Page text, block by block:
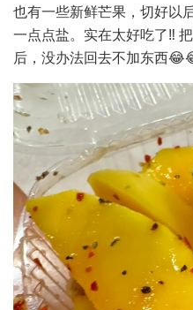
也有一些新鲜芒果，切好以
一点点盐。实在太好吃了‼️
后，没办法回去不加东西